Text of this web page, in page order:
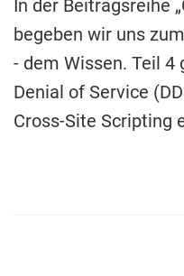
In der Beitragsreihe
begeben wir uns
- dem Wissen. Teil
Denial of Service
Cross-Site Scripting